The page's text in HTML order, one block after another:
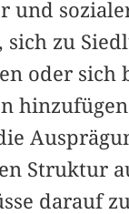
und
sich zu
oder sich
Struktur
darauf